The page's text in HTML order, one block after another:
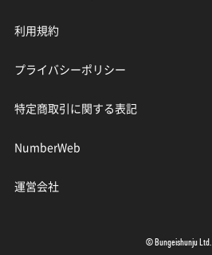
利用規約
プライバシーポリシー
特定商取引に関する表記
NumberWeb
運営会社
© Bungeishunju Ltd.